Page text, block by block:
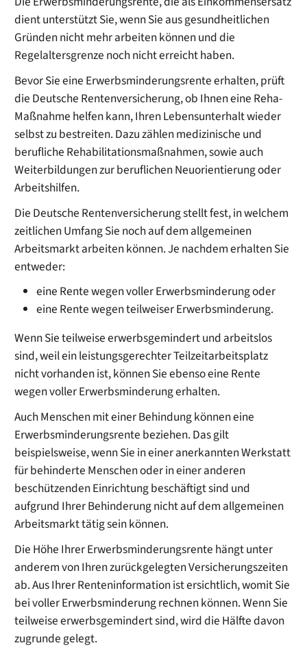
dient unterstützt Sie, wenn Sie aus gesundheitlichen
Gründen nicht mehr arbeiten können und die
Regelaltersgrenze noch nicht erreicht haben.
Bevor Sie eine Erwerbsminderungsrente erhalten, prüft
die Deutsche Rentenversicherung, ob Ihnen eine Reha-
Maßnahme helfen kann, Ihren Lebensunterhalt wieder
selbst zu bestreiten. Dazu zählen medizinische und
berufliche Rehabilitationsmaßnahmen, sowie auch
Weiterbildungen zur beruflichen Neuorientierung oder
Arbeitshilfen.
Die Deutsche Rentenversicherung stellt fest, in welchem
zeitlichen Umfang Sie noch auf dem allgemeinen
Arbeitsmarkt arbeiten können. Je nachdem erhalten Sie
entweder:
eine Rente wegen voller Erwerbsminderung oder
eine Rente wegen teilweiser Erwerbsminderung.
Wenn Sie teilweise erwerbsgemindert und arbeitslos
sind, weil ein leistungsgerechter Teilzeitarbeitsplatz
nicht vorhanden ist, können Sie ebenso eine Rente
wegen voller Erwerbsminderung erhalten.
Auch Menschen mit einer Behindung können eine
Erwerbsminderungsrente beziehen. Das gilt
beispielsweise, wenn Sie in einer anerkannten Werkstatt
für behinderte Menschen oder in einer anderen
beschützenden Einrichtung beschäftigt sind und
aufgrund Ihrer Behinderung nicht auf dem allgemeinen
Arbeitsmarkt tätig sein können.
Die Höhe Ihrer Erwerbsminderungsrente hängt unter
anderem von Ihren zurückgelegten Versicherungszeiten
ab. Aus Ihrer Renteninformation ist ersichtlich, womit Sie
bei voller Erwerbsminderung rechnen können. Wenn Sie
teilweise erwerbsgemindert sind, wird die Hälfte davon
zugrunde gelegt.